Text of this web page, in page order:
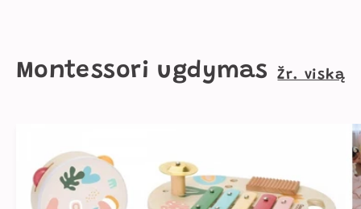
Montessori ugdymas Žr. viską